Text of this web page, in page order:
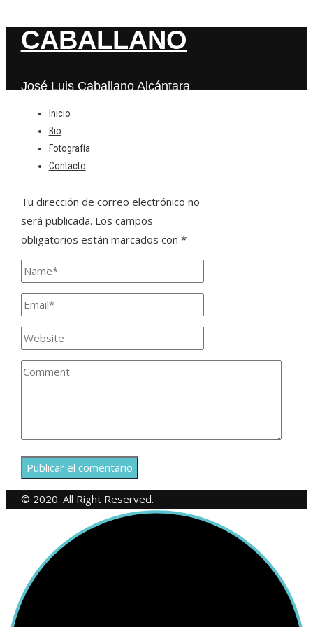
CABALLANO
José Luis Caballano Alcántara
Inicio
Bio
Fotografía
Contacto
Deja una respuesta
Tu dirección de correo electrónico no
será publicada. Los campos
obligatorios están marcados con *
© 2020. All Right Reserved.